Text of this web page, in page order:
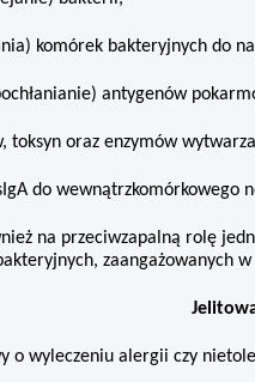
komórek bakteryjnych do
antygenów
tok­syn oraz enzymów
do
na przeciwzapalną rolę
zaangażowanych
o wyleczeniu alergii czy